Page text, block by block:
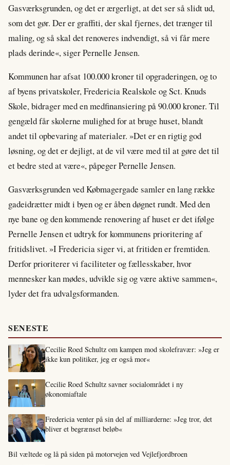
Gasværksgrunden, og det er ærgerligt, at det ser så slidt ud,
som det gør. Der er graffiti, der skal fjernes, det trænger til
maling, og så skal det renoveres indvendigt, så vi får mere
plads derinde«, siger Pernelle Jensen.
Kommunen har afsat 100.000 kroner til opgraderingen, og to
af byens privatskoler, Fredericia Realskole og Sct. Knuds
Skole, bidrager med en medfinansiering på 90.000 kroner. Til
gengæld får skolerne mulighed for at bruge huset, blandt
andet til opbevaring af materialer. »Det er en rigtig god
løsning, og det er dejligt, at de vil være med til at gøre det til
et bedre sted at være«, påpeger Pernelle Jensen.
Gasværksgrunden ved Købmagergade samler en lang række
gadeidrætter midt i byen og er åben døgnet rundt. Med den
nye bane og den kommende renovering af huset er det ifølge
Pernelle Jensen et udtryk for kommunens prioritering af
fritidslivet. »I Fredericia siger vi, at fritiden er fremtiden.
Derfor prioriterer vi faciliteter og fællesskaber, hvor
mennesker kan mødes, udvikle sig og være aktive sammen«,
lyder det fra udvalgsformanden.
SENESTE
Cecilie Roed Schultz om kampen mod skolefravær: »Jeg er
ikke kun politiker, jeg er også mor«
Cecilie Roed Schultz savner socialområdet i ny
økonomiaftale
Fredericia venter på sin del af milliarderne: »Jeg tror, det
bliver et begrænset beløb«
Bil væltede og lå på siden på motorvejen ved Vejlefjordbroen